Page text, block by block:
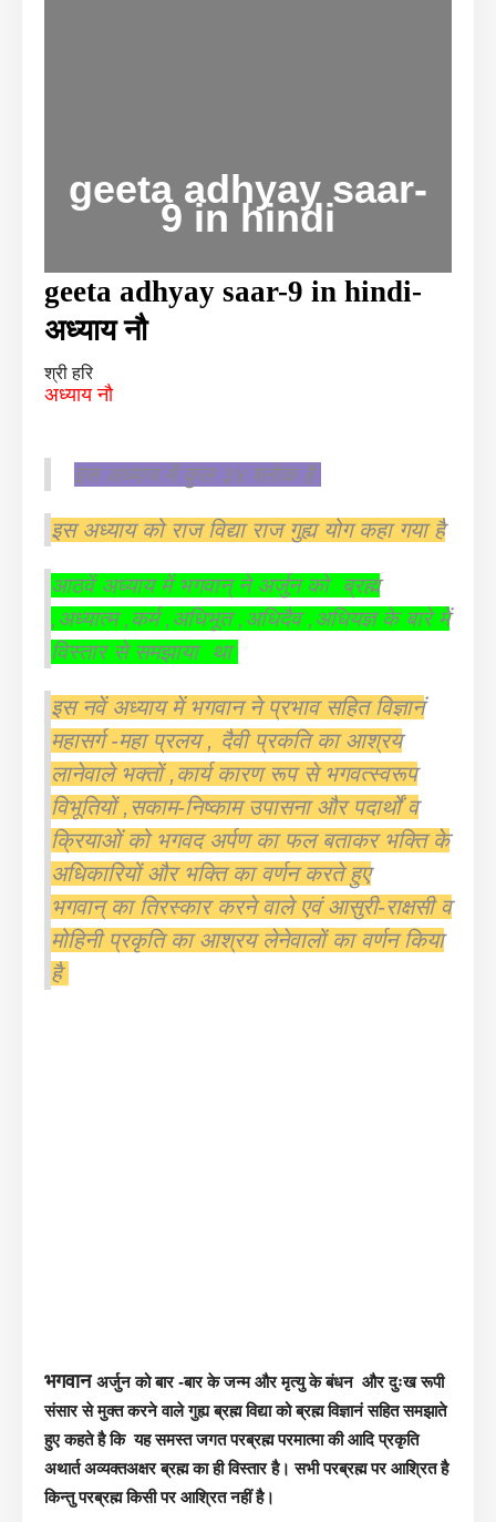
geeta adhyay saar-
9 in hindi
geeta adhyay saar-9 in hindi-
अध्याय नौ
श्री हरि
अध्याय नौ
इस अध्याय में कुल ३४ श्लोक है
इस अध्याय को राज विद्या राज गुह्य योग कहा गया है
आठवें अध्याय में भगवान् ने अर्जुन को ब्रह्म
,अध्यात्म ,कर्म ,अधिभूत ,अधिदैव ,अधियज्ञ के बारे में
विस्तार से समझाया था
इस नवें अध्याय में भगवान ने प्रभाव सहित विज्ञानं
महासर्ग -महा प्रलय , दैवी प्रकति का आश्रय
लानेवाले भक्तों ,कार्य कारण रूप से भगवत्स्वरूप
विभूतियों ,सकाम-निष्काम उपासना और पदार्थों व
क्रियाओं को भगवद अर्पण का फल बताकर भक्ति के
अधिकारियों और भक्ति का वर्णन करते हुए
भगवान् का तिरस्कार करने वाले एवं आसुरी-राक्षसी व
मोहिनी प्रकृति का आश्रय लेनेवालों का वर्णन किया
है
भगवानअर्जुन को बार -बार के जन्म और मृत्यु के बंधन और दुःख रूपी
संसार से मुक्त करने वाले गुह्य ब्रह्म विद्या को ब्रह्म विज्ञानं सहित समझाते
हुए कहते है कि यह समस्त जगत परब्रह्म परमात्मा की आदि प्रकृति
अथार्त अव्यक्तअक्षर ब्रह्म का ही विस्तार है। सभी परब्रह्म पर आश्रित है
किन्तु परब्रह्म किसी पर आश्रित नहीं है।